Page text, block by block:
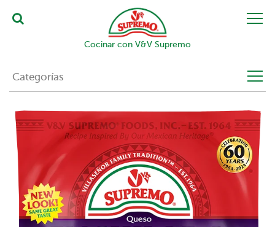
Cocinar con V&V Supremo
Categorías